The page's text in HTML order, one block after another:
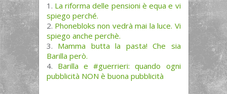
La riforma delle pensioni è equa e vi
spiego perché.
Phonebloks non vedrà mai la luce. Vi
spiego anche perchè.
Mamma butta la pasta! Che sia
Barilla però.
Barilla e #guerrieri: quando ogni
pubblicità NON è buona pubblicità